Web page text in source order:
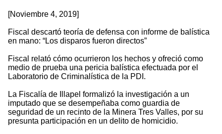
[Noviembre 4, 2019]
Fiscal descartó teoría de defensa con informe de balística
en mano: “Los disparos fueron directos”
Fiscal relató cómo ocurrieron los hechos y ofreció como
medio de prueba una pericia balística efectuada por el
Laboratorio de Criminalística de la PDI.
La Fiscalía de Illapel formalizó la investigación a un
imputado que se desempeñaba como guardia de
seguridad de un recinto de la Minera Tres Valles, por su
presunta participación en un delito de homicidio.